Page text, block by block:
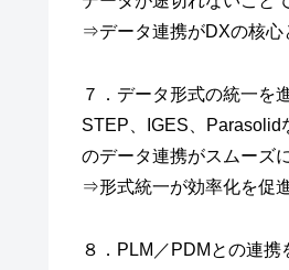
⇒データ連携がDXの核心
７．データ形式の統一を
STEP、IGES、Parasolid
のデータ連携がスムーズ
⇒形式統一が効率化を促進
８．PLM／PDMとの連携